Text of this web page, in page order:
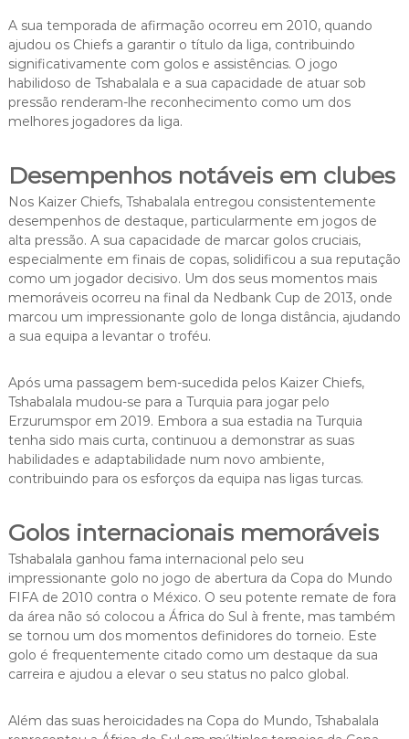
A sua temporada de afirmação ocorreu em 2010, quando
ajudou os Chiefs a garantir o título da liga, contribuindo
significativamente com golos e assistências. O jogo
habilidoso de Tshabalala e a sua capacidade de atuar sob
pressão renderam-lhe reconhecimento como um dos
melhores jogadores da liga.
Desempenhos notáveis em clubes
Nos Kaizer Chiefs, Tshabalala entregou consistentemente
desempenhos de destaque, particularmente em jogos de
alta pressão. A sua capacidade de marcar golos cruciais,
especialmente em finais de copas, solidificou a sua reputação
como um jogador decisivo. Um dos seus momentos mais
memoráveis ocorreu na final da Nedbank Cup de 2013, onde
marcou um impressionante golo de longa distância, ajudando
a sua equipa a levantar o troféu.
Após uma passagem bem-sucedida pelos Kaizer Chiefs,
Tshabalala mudou-se para a Turquia para jogar pelo
Erzurumspor em 2019. Embora a sua estadia na Turquia
tenha sido mais curta, continuou a demonstrar as suas
habilidades e adaptabilidade num novo ambiente,
contribuindo para os esforços da equipa nas ligas turcas.
Golos internacionais memoráveis
Tshabalala ganhou fama internacional pelo seu
impressionante golo no jogo de abertura da Copa do Mundo
FIFA de 2010 contra o México. O seu potente remate de fora
da área não só colocou a África do Sul à frente, mas também
se tornou um dos momentos definidores do torneio. Este
golo é frequentemente citado como um destaque da sua
carreira e ajudou a elevar o seu status no palco global.
Além das suas heroicidades na Copa do Mundo, Tshabalala